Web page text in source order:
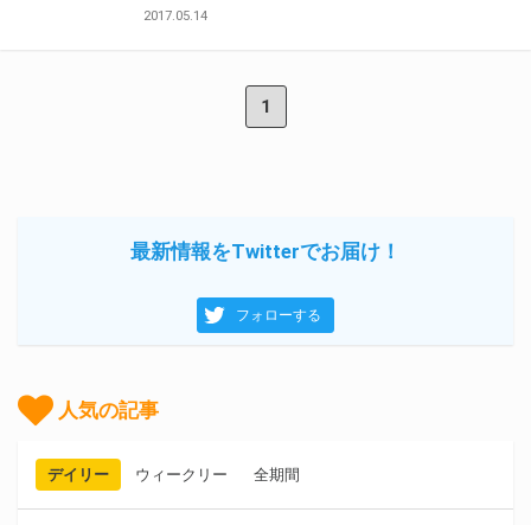
2017.05.14
1
最新情報をTwitterでお届け！
フォローする
人気の記事
デイリー ウィークリー 全期間